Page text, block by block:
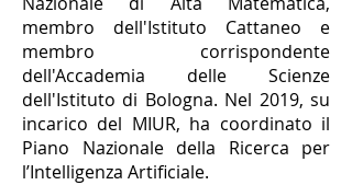
membro dell'Istituto Cattaneo e
membro corrispondente
dell'Accademia delle Scienze
dell'Istituto di Bologna. Nel 2019, su
incarico del MIUR, ha coordinato il
Piano Nazionale della Ricerca per
l’Intelligenza Artificiale.